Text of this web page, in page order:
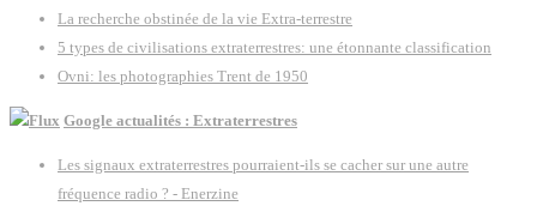
La recherche obstinée de la vie Extra-terrestre
5 types de civilisations extraterrestres: une étonnante classification
Ovni: les photographies Trent de 1950
Google actualités : Extraterrestres
Les signaux extraterrestres pourraient-ils se cacher sur une autre
fréquence radio ? - Enerzine